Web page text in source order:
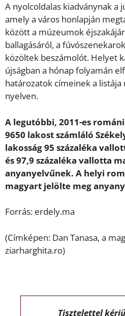
A nyolcoldalas kiadványnak a
amely a város honlapján
között a múzeumok
ballagásáról, a
közöltek beszámolót. Helyet
újságban a hónap folyamán
határozatok címeinek a
nyelven.
A legutóbbi, 2011-es
9650 lakost számláló
lakosság 95 százaléka
és 97,9 százaléka vallotta
anyanyelvűnek. A helyi
magyart jelölte meg
Forrás: erdely.ma
(Címképen: Dan Tanasa, a
ziarharghita.ro)
Tisztelettel